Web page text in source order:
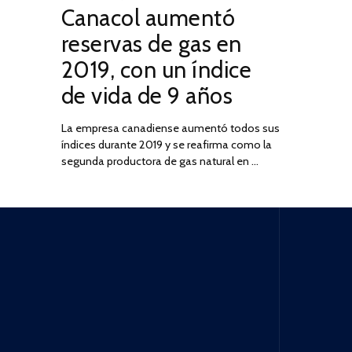
ON
2025
Canacol aumentó
reservas de gas en
2019, con un índice
de vida de 9 años
La empresa canadiense aumentó todos sus
índices durante 2019 y se reafirma como la
segunda productora de gas natural en …